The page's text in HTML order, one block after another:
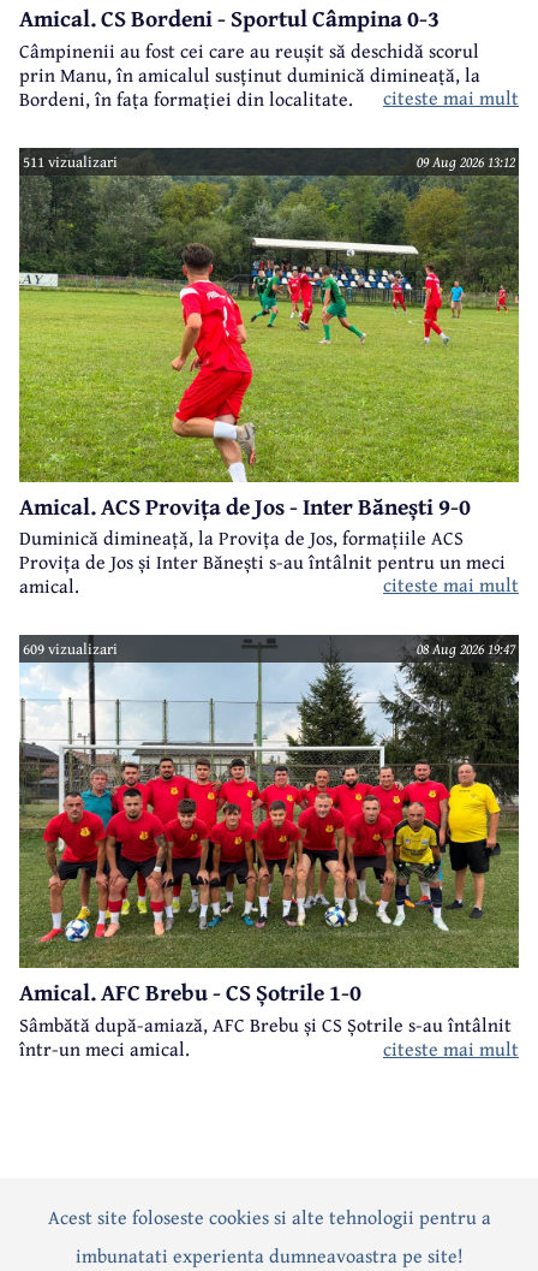
Amical. CS Bordeni - Sportul Câmpina 0-3
Câmpinenii au fost cei care au reușit să deschidă scorul
prin Manu, în amicalul susținut duminică dimineață, la
Bordeni, în fața formației din localitate.
citeste mai mult
511 vizualizari 09 Aug 2026 13:12
Amical. ACS Provița de Jos - Inter Bănești 9-0
Duminică dimineață, la Provița de Jos, formațiile ACS
Provița de Jos și Inter Bănești s-au întâlnit pentru un meci
amical.
citeste mai mult
609 vizualizari 08 Aug 2026 19:47
Amical. AFC Brebu - CS Șotrile 1-0
Sâmbătă după-amiază, AFC Brebu și CS Șotrile s-au întâlnit
într-un meci amical.
citeste mai mult
ActualitatePoliticăSocialEvenimentInterviuri
Acest site foloseste cookies si alte tehnologii pentru a
imbunatati experienta dumneavoastra pe site!